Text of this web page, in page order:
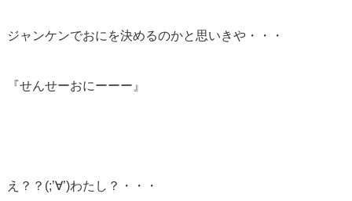
ジャンケンでおにを決めるのかと思いきや・・・
『せんせーおにーーー』
え？？(;’∀’)わたし？・・・